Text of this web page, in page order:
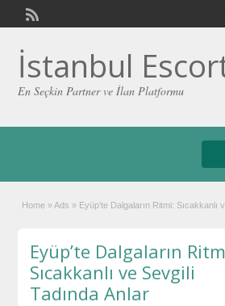
İstanbul
En Seçkin Partner ve İlan Platformu
Home » Ads » Eyüp’te Dalgaların Ritmi: Sıcakkanlı
Eyüp’te Dalgaların
Sıcakkanlı ve Sevgili
Tadında Anlar